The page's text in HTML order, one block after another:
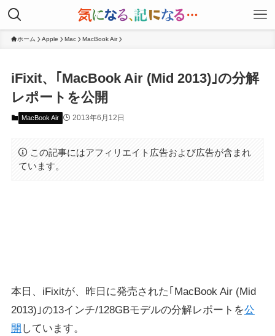
ホーム Apple Mac MacBook Air
iFixit、｢MacBook Air (Mid 2013)｣の分解
レポートを公開
MacBook Air 2013年6月12日
この記事にはアフィリエイト広告および広告が含まれ
ています。
本日、iFixitが、昨日に発売された｢MacBook Air (Mid
2013)｣の13インチ/128GBモデルの分解レポートを公
開 しています。